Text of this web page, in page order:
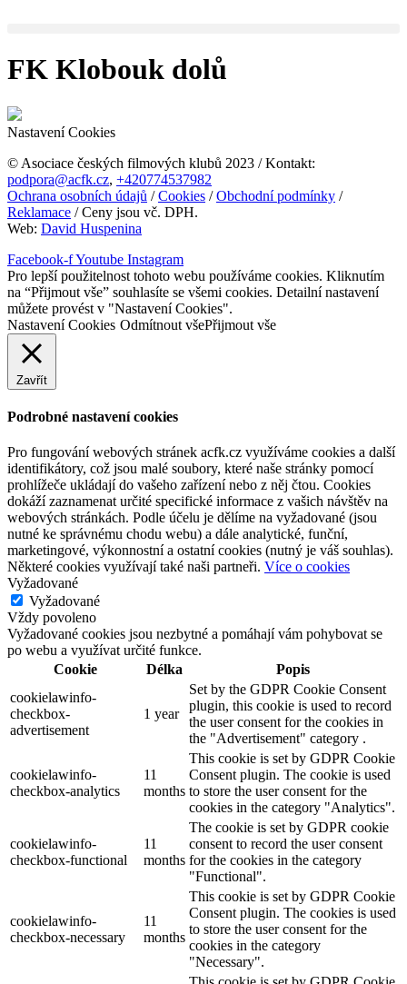
FK Klobouk dolů
Nastavení Cookies
© Asociace českých filmových klubů 2023 / Kontakt:
podpora@acfk.cz, +420774537982
Ochrana osobních údajů /Cookies /Obchodní podmínky /
Reklamace / Ceny jsou vč. DPH.
Web: David Huspenina
Facebook-fYoutube Instagram
Pro lepší použitelnost tohoto webu používáme cookies. Kliknutím
na “Přijmout vše” souhlasíte se všemi cookies. Detailní nastavení
můžete provést v "Nastavení Cookies".
Nastavení Cookies Odmítnout všePřijmout vše
Zavřít
Podrobné nastavení cookies
Pro fungování webových stránek acfk.cz využíváme cookies a další
identifikátory, což jsou malé soubory, které naše stránky pomocí
prohlížeče ukládají do vašeho zařízení nebo z něj čtou. Cookies
dokáží zaznamenat určité specifické informace z vašich návštěv na
webových stránkách. Podle účelu je dělíme na vyžadované (jsou
nutné ke správnému chodu webu) a dále analytické, funční,
marketingové, výkonnostní a ostatní cookies (nutný je váš souhlas).
Některé cookies využívají také naši partneři. Více o cookies
Vyžadované
Vyžadované
Vždy povoleno
Vyžadované cookies jsou nezbytné a pomáhají vám pohybovat se
po webu a využívat určité funkce.
Cookie
Délka
Popis
cookielawinfo-
checkbox-
advertisement
1 year
Set by the GDPR Cookie Consent
plugin, this cookie is used to record
the user consent for the cookies in
the "Advertisement" category .
cookielawinfo-
checkbox-analytics
11
months
This cookie is set by GDPR Cookie
Consent plugin. The cookie is used
to store the user consent for the
cookies in the category "Analytics".
cookielawinfo-
checkbox-functional
11
months
The cookie is set by GDPR cookie
consent to record the user consent
for the cookies in the category
"Functional".
cookielawinfo-
checkbox-necessary
11
months
This cookie is set by GDPR Cookie
Consent plugin. The cookies is used
to store the user consent for the
cookies in the category
"Necessary".